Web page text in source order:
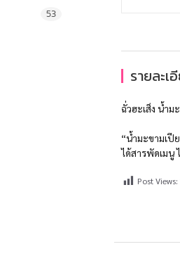
53
รายละเ
ฉั่วฮะเส็ง น้ำ
“น้ำมะขามเปี
ได้สารพัดเมนู
Post Views: